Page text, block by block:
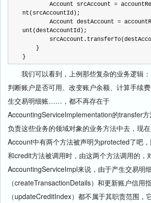
        Account srcAccount
=
nt(srcAccountId);
        Account destAccount
=
unt(destAccountId);
}
我们可以看到，上例那些复杂的业务逻辑：
判断账户是否可用、改变账户余额、计算手续
生交易明细账……，都不再存在于
AccountingServiceImplementation的transfer
负责这些业务的领域对象的业务方法中去，现
Account中有两个方法被声明为protected了吧
和credit方法被调用时，由这两个方法调用的，
AccountingServiceImpl来说，由于产生交易明
（createTransactionDetails）和更新账户信用
（updateCreditIndex）都不属于其职责范围，